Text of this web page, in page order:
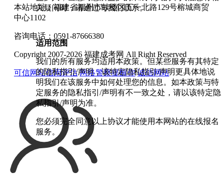
关疑问时，请通过与我们联系。
适用范围
我们的所有服务均适用本政策。但某些服务有其特定
的隐私指引/声明，该特定隐私指引/声明更具体地说
明我们在该服务中如何处理您的信息。如本政策与特
定服务的隐私指引/声明有不一致之处，请以该特定隐
私指引/声明为准。
您必须完全同意以上协议才能使用本网站的在线报名
服务。
本站地址：福建省福州市鼓楼区五一北路129号榕城商贸
中心1102
咨询电话：0591-87666380
Copyright 2007-2026 福建成考网 All Right Reserved
可信网站信用评估 网络警察提醒你 诚信网站